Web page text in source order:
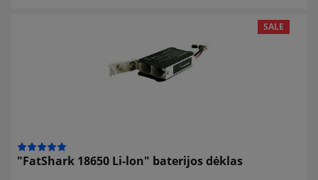
SALE
"FatShark 18650 Li-lon" baterijos dėklas